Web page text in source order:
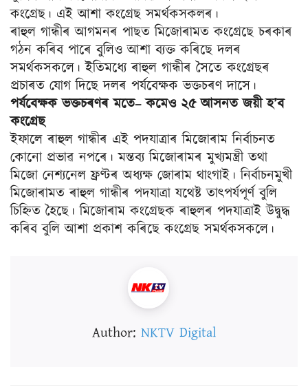
কংগ্রেছ। এই আশা কংগ্রেছ সমৰ্থকসকলৰ।
ৰাহুল গান্ধীৰ আগমনৰ পাছত মিজোৰামত কংগ্রেছে চৰকাৰ
গঠন কৰিব পাৰে বুলিও আশা ব্যক্ত কৰিছে দলৰ
সমৰ্থকসকলে। ইতিমধ্যে ৰাহুল গান্ধীৰ সৈতে কংগ্রেছৰ
প্রচাৰত যোগ দিছে দলৰ পৰ্যবেক্ষক ভক্তচৰণ দাসে।
পৰ্যবেক্ষক ভক্তচৰণৰ মতে– কমেও ২৫ আসনত জয়ী হ’ব
কংগ্রেছ
ইফালে ৰাহুল গান্ধীৰ এই পদযাত্রাৰ মিজোৰাম নিৰ্বাচনত
কোনো প্রভাৱ নপৰে। মন্তব্য মিজোৰামৰ মুখ্যমন্ত্ৰী তথা
মিজো নেশ্যনেল ফ্রণ্টৰ অধ্যক্ষ জোৰাম থাংগাই। নিৰ্বাচনমুখী
মিজোৰামত ৰাহুল গান্ধীৰ পদযাত্ৰা যথেষ্ট তাৎপৰ্যপূৰ্ণ বুলি
চিহ্নিত হৈছে। মিজোৰাম কংগ্রেছক ৰাহুলৰ পদযাত্ৰাই উদ্বুদ্ধ
কৰিব বুলি আশা প্রকাশ কৰিছে কংগ্রেছ সমৰ্থকসকলে।
Author: NKTV Digital